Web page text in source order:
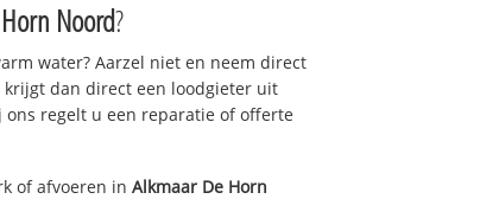
Noord?
water? Aarzel niet en neem direct
krijgt dan direct een loodgieter uit
ons regelt u een reparatie of offerte
of afvoeren in Alkmaar De Horn